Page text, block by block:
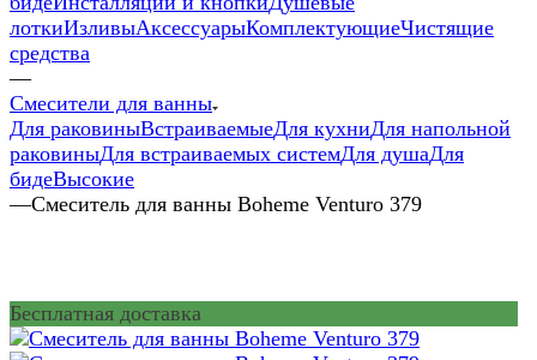
лоткиИзливыАксессуарыКомплектующиеЧистящие
средства
—
Смесители для ванны
Для раковиныВстраиваемыеДля кухниДля напольной
раковиныДля встраиваемых системДля душаДля
бидеВысокие
—Смеситель для ванны Boheme Venturo 379
Бесплатная доставка